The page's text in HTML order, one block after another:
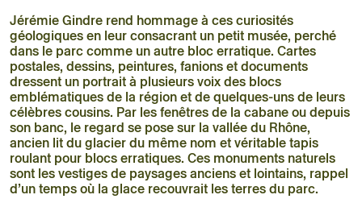
Jérémie Gindre rend hommage à ces curiosités
géologiques en leur consacrant un petit musée, perché
dans le parc comme un autre bloc erratique. Cartes
postales, dessins, peintures, fanions et documents
dressent un portrait à plusieurs voix des blocs
emblématiques de la région et de quelques-uns de leurs
célèbres cousins. Par les fenêtres de la cabane ou depuis
son banc, le regard se pose sur la vallée du Rhône,
ancien lit du glacier du même nom et véritable tapis
roulant pour blocs erratiques. Ces monuments naturels
sont les vestiges de paysages anciens et lointains, rappel
d’un temps où la glace recouvrait les terres du parc.